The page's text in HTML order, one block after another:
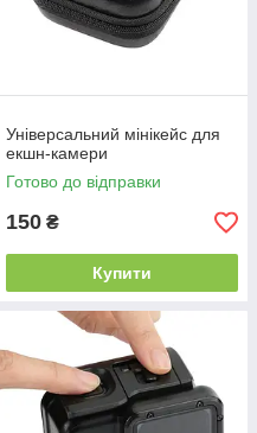
Універсальний мінікейс для
екшн-камери
Готово до відправки
150 ₴
Купити